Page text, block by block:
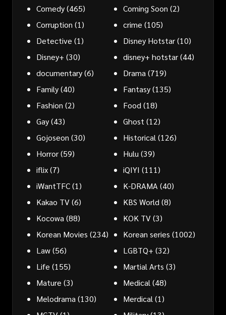
Comedy(465) Coming Soon (2)
Corruption (1) crime (105)
Detective (1) Disney Hotstar(10)
Disney+ (30) disney+ hotstar(44)
documentary(6) Drama(719)
Family(40) Fantasy(135)
Fashion (2) Food(18)
Gay(43) Ghost(12)
Gojoseon (30) Historical(126)
Horror(59) Hulu(39)
iflix(7) iQIYI (111)
iWantTFC(1) K-DRAMA(40)
Kakao TV(6) KBS World(8)
Kocowa(88) KOK TV(3)
Korean Movies (234) Korean series (1002)
Law(56) LGBTQ+ (32)
Life (155) Martial Arts (3)
Mature (3) Medical(48)
Melodrama(130) Merdical(1)